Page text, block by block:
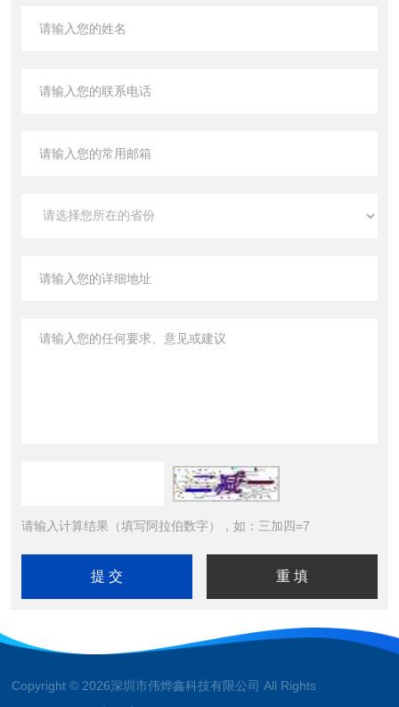
请输入计算结果（填写阿拉伯数字），如：三加四=7
Copyright © 2026深圳市伟烨鑫科技有限公司 All Rights